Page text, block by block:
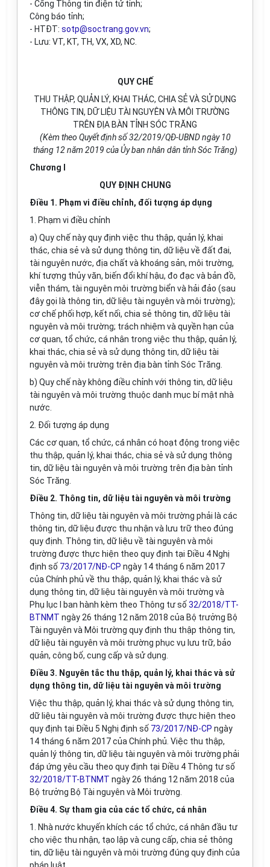
- Cổng Thông tin điện tử tỉnh;
Công báo tỉnh;
- HTĐT: sotp@soctrang.gov.vn;
- Lưu: VT, KT, TH, VX, XD, NC.
QUY CHẾ
THU THẬP, QUẢN LÝ, KHAI THÁC, CHIA SẺ VÀ SỬ DỤNG
THÔNG TIN, DỮ LIỆU TÀI NGUYÊN VÀ MÔI TRƯỜNG
TRÊN ĐỊA BÀN TỈNH SÓC TRĂNG
(Kèm theo Quyết định số32/2019/QĐ-UBND ngày10
tháng 12 năm 2019 của Ủy ban nhân dân tỉnh Sóc Trăng)
Chương I
QUY ĐỊNH CHUNG
Điều 1. Phạm vi điều chỉnh, đối tượng áp dụng
1. Phạm vi điều chỉnh
a) Quy chế này quy định việc thu thập, quản lý, khai
thác, chia sẻ và sử dụng thông tin, dữ liệu về đất đai,
tài nguyên nước, địa chất và khoáng sản, môi trường,
khí tượng thủy văn, biến đổi khí hậu, đo đạc và bản đồ,
viễn thám, tài nguyên môi trường biển và hải đảo (sau
đây gọi là thông tin, dữ liệu tài nguyên và môi trường);
cơ chế phối hợp, kết nối, chia sẻ thông tin, dữ liệu tài
nguyên và môi trường; trách nhiệm và quyền hạn của
cơ quan, tổ chức, cá nhân trong việc thu thập, quản lý,
khai thác, chia sẻ và sử dụng thông tin, dữ liệu tài
nguyên và môi trường trên địa bàn tỉnh Sóc Trăng.
b) Quy chế này không điều chỉnh với thông tin, dữ liệu
tài nguyên và môi trường thuộc danh mục bí mật nhà
nước.
2. Đối tượng áp dụng
Các cơ quan, tổ chức, cá nhân có hoạt động trong việc
thu thập, quản lý, khai thác, chia sẻ và sử dụng thông
tin, dữ liệu tài nguyên và môi trường trên địa bàn tỉnh
Sóc Trăng.
Điều 2. Thông tin, dữ liệu tài nguyên và môi trường
Thông tin, dữ liệu tài nguyên và môi trường phải là các
thông tin, dữ liệu được thu nhận và lưu trữ theo đúng
quy định. Thông tin, dữ liệu về tài nguyên và môi
trường được thực hiện theo quy định tại Điều 4 Nghị
định số 73/2017/NĐ-CP ngày 14 tháng 6 năm 2017
của Chính phủ về thu thập, quản lý, khai thác và sử
dụng thông tin, dữ liệu tài nguyên và môi trường và
Phụ lục I ban hành kèm theo Thông tư số 32/2018/TT-
BTNMT ngày 26 tháng 12 năm 2018 của Bộ trưởng Bộ
Tài nguyên và Môi trường quy định thu thập thông tin,
dữ liệu tài nguyên và môi trường phục vụ lưu trữ, bảo
quản, công bố, cung cấp và sử dụng.
Điều 3. Nguyên tắc thu thập, quản lý, khai thác và sử
dụng thông tin, dữ liệu tài nguyên và môi trường
Việc thu thập, quản lý, khai thác và sử dụng thông tin,
dữ liệu tài nguyên và môi trường được thực hiện theo
quy định tại Điều 5 Nghị định số 73/2017/NĐ-CP ngày
14 tháng 6 năm 2017 của Chính phủ. Việc thu thập,
quản lý thông tin, dữ liệu tài nguyên và môi trường phải
đáp ứng yêu cầu theo quy định tại Điều 4 Thông tư số
32/2018/TT-BTNMT ngày 26 tháng 12 năm 2018 của
Bộ trưởng Bộ Tài nguyên và Môi trường.
Điều 4. Sự tham gia của các tổ chức, cá nhân
1. Nhà nước khuyến khích các tổ chức, cá nhân đầu tư
cho việc thu nhận, tạo lập và cung cấp, chia sẻ thông
tin, dữ liệu tài nguyên và môi trường đúng quy định của